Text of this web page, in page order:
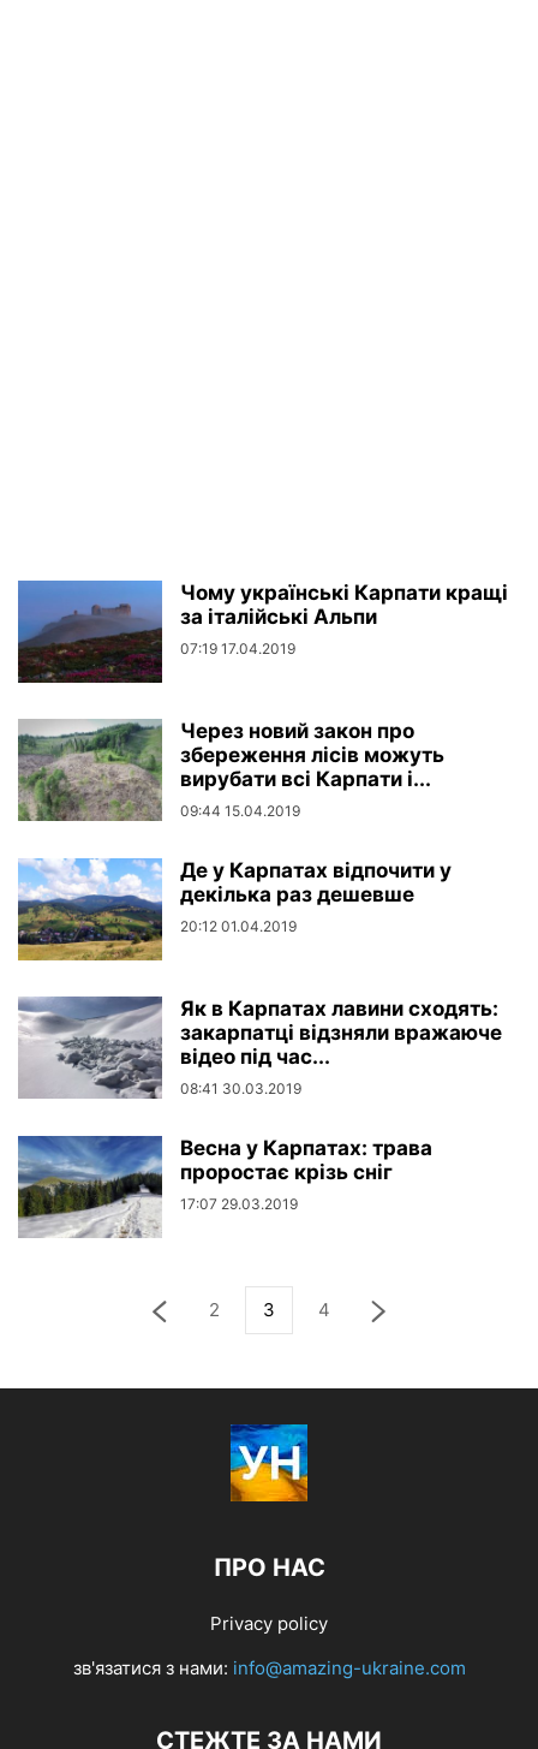
Чому українські Карпати кращі
за італійські Альпи
07:19 17.04.2019
Через новий закон про
збереження лісів можуть
вирубати всі Карпати і...
09:44 15.04.2019
Де у Карпатах відпочити у
декілька раз дешевше
20:12 01.04.2019
Як в Карпатах лавини сходять:
закарпатці відзняли вражаюче
відео під час...
08:41 30.03.2019
Весна у Карпатах: трава
проростає крізь сніг
17:07 29.03.2019
2 3 4
ПРО НАС
Privacy policy
зв'язатися з нами: info@amazing-ukraine.com
СТЕЖТЕ ЗА НАМИ